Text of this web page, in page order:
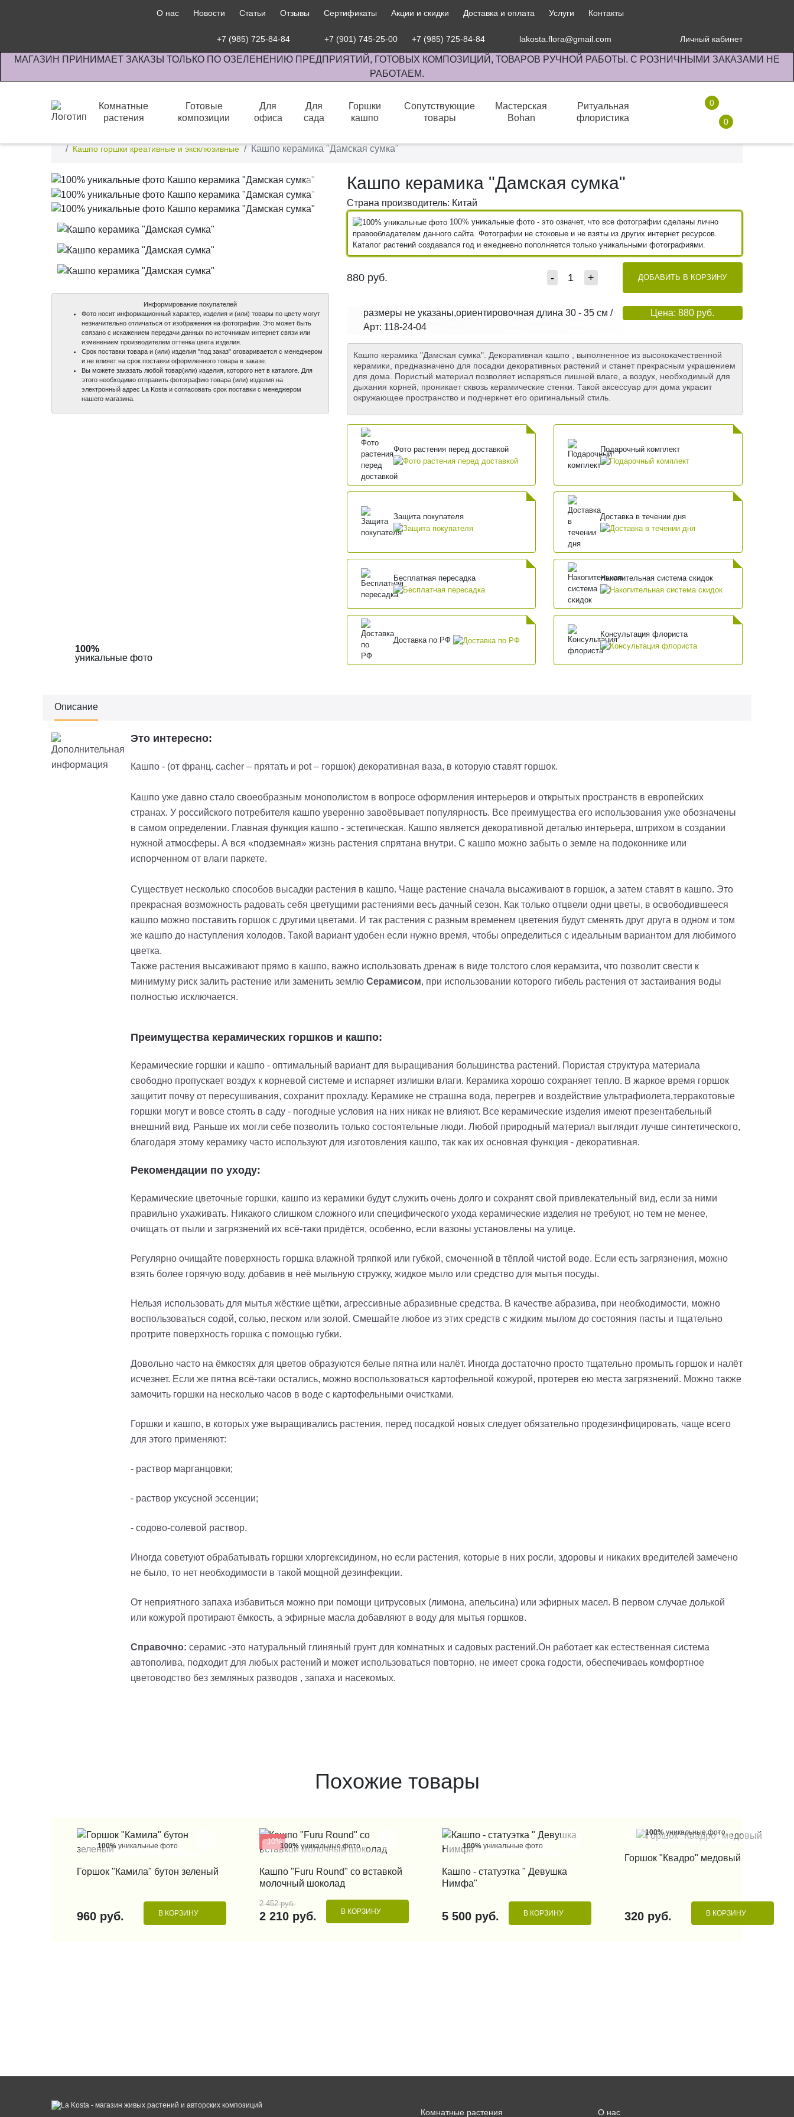
О нас Новости Статьи Отзывы Сертификаты Акции и скидки Доставка и оплата Услуги Контакты
+7 (985) 725-84-84 +7 (901) 745-25-00 +7 (985) 725-84-84 lakosta.flora@gmail.com Личный кабинет
МАГАЗИН ПРИНИМАЕТ ЗАКАЗЫ ТОЛЬКО ПО ОЗЕЛЕНЕНИЮ ПРЕДПРИЯТИЙ, ГОТОВЫХ КОМПОЗИЦИЙ, ТОВАРОВ РУЧНОЙ РАБОТЫ. С РОЗНИЧНЫМИ ЗАКАЗАМИ НЕ
РАБОТАЕМ.
Комнатные
растения
Готовые
композиции
Для
офиса
Для
сада
Горшки
кашпо
Сопутствующие
товары
Мастерская
Bohan
Ритуальная
флористика
0
0
Кашпо горшки креативные и эксклюзивные
Кашпо керамика "Дамская сумка"
100%
уникальные фото
100%
уникальные фото
100%
уникальные фото
Информирование покупателей
Фото носит информационный характер, изделия и (или) товары по цвету могут
незначительно отличаться от изображения на фотографии. Это может быть
связано с искажением передачи данных по источникам интернет связи или
изменением производителем оттенка цвета изделия.
Срок поставки товара и (или) изделия "под заказ" оговаривается с менеджером
и не влияет на срок поставки оформленного товара в заказе.
Вы можете заказать любой товар(или) изделия, которого нет в каталоге. Для
этого необходимо отправить фотографию товара (или) изделия на
электронный адрес La Kosta и согласовать срок поставки с менеджером
нашего магазина.
Кашпо керамика "Дамская сумка"
Страна производитель: Китай
100% уникальные фото - это означет, что все фотографии сделаны лично
правообладателем данного сайта. Фотографии не стоковые и не взяты из других интернет ресурсов.
Каталог растений создавался год и ежедневно пополняется только уникальными фотографиями.
880 руб. - + ДОБАВИТЬ В КОРЗИНУ
размеры не указаны,ориентировочная длина 30 - 35 см /
Арт: 118-24-04
Цена: 880 руб.
Кашпо керамика "Дамская сумка". Декоративная кашпо , выполненное из высококачественной
керамики, предназначено для посадки декоративных растений и станет прекрасным украшением
для дома. Пористый материал позволяет испаряться лишней влаге, а воздух, необходимый для
дыхания корней, проникает сквозь керамические стенки. Такой аксессуар для дома украсит
окружающее пространство и подчеркнет его оригинальный стиль.
Фото растения перед доставкой Подарочный комплект
Защита покупателя Доставка в течении дня
Бесплатная пересадка Накопительная система скидок
Доставка по РФ
Консультация флориста
Описание
Это интересно:
Кашпо - (от франц. cacher – прятать и pot – горшок) декоративная ваза, в которую ставят горшок.
Кашпо уже давно стало своеобразным монополистом в вопросе оформления интерьеров и открытых пространств в европейских
странах. У российского потребителя кашпо уверенно завоёвывает популярность. Все преимущества его использования уже обозначены
в самом определении. Главная функция кашпо - эстетическая. Кашпо является декоративной деталью интерьера, штрихом в создании
нужной атмосферы. А вся «подземная» жизнь растения спрятана внутри. С кашпо можно забыть о земле на подоконнике или
испорченном от влаги паркете.
Существует несколько способов высадки растения в кашпо. Чаще растение сначала высаживают в горшок, а затем ставят в кашпо. Это
прекрасная возможность радовать себя цветущими растениями весь дачный сезон. Как только отцвели одни цветы, в освободившееся
кашпо можно поставить горшок с другими цветами. И так растения с разным временем цветения будут сменять друг друга в одном и том
же кашпо до наступления холодов. Такой вариант удобен если нужно время, чтобы определиться с идеальным вариантом для любимого
цветка.
Также растения высаживают прямо в кашпо, важно использовать дренаж в виде толстого слоя керамзита, что позволит свести к
минимуму риск залить растение или заменить землю Серамисом, при использовании которого гибель растения от застаивания воды
полностью исключается.
Преимущества керамических горшков и кашпо:
Керамические горшки и кашпо - оптимальный вариант для выращивания большинства растений. Пористая структура материала
свободно пропускает воздух к корневой системе и испаряет излишки влаги. Керамика хорошо сохраняет тепло. В жаркое время горшок
защитит почву от пересушивания, сохранит прохладу. Керамике не страшна вода, перегрев и воздействие ультрафиолета,терракотовые
горшки могут и вовсе стоять в саду - погодные условия на них никак не влияют. Все керамические изделия имеют презентабельный
внешний вид. Раньше их могли себе позволить только состоятельные люди. Любой природный материал выглядит лучше синтетического,
благодаря этому керамику часто используют для изготовления кашпо, так как их основная функция - декоративная.
Рекомендации по уходу:
Керамические цветочные горшки, кашпо из керамики будут служить очень долго и сохранят свой привлекательный вид, если за ними
правильно ухаживать. Никакого слишком сложного или специфического ухода керамические изделия не требуют, но тем не менее,
очищать от пыли и загрязнений их всё-таки придётся, особенно, если вазоны установлены на улице.
Регулярно очищайте поверхность горшка влажной тряпкой или губкой, смоченной в тёплой чистой воде. Если есть загрязнения, можно
взять более горячую воду, добавив в неё мыльную стружку, жидкое мыло или средство для мытья посуды.
Нельзя использовать для мытья жёсткие щётки, агрессивные абразивные средства. В качестве абразива, при необходимости, можно
воспользоваться содой, солью, песком или золой. Смешайте любое из этих средств с жидким мылом до состояния пасты и тщательно
протрите поверхность горшка с помощью губки.
Довольно часто на ёмкостях для цветов образуются белые пятна или налёт. Иногда достаточно просто тщательно промыть горшок и налёт
исчезнет. Если же пятна всё-таки остались, можно воспользоваться картофельной кожурой, протерев ею места загрязнений. Можно также
замочить горшки на несколько часов в воде с картофельными очистками.
Горшки и кашпо, в которых уже выращивались растения, перед посадкой новых следует обязательно продезинфицировать, чаще всего
для этого применяют:
- раствор марганцовки;
- раствор уксусной эссенции;
- содово-солевой раствор.
Иногда советуют обрабатывать горшки хлоргексидином, но если растения, которые в них росли, здоровы и никаких вредителей замечено
не было, то нет необходимости в такой мощной дезинфекции.
От неприятного запаха избавиться можно при помощи цитрусовых (лимона, апельсина) или эфирных масел. В первом случае долькой
или кожурой протирают ёмкость, а эфирные масла добавляют в воду для мытья горшков.
Справочно: серамис -это натуральный глиняный грунт для комнатных и садовых растений.Он работает как естественная система
автополива, подходит для любых растений и может использоваться повторно, не имеет срока годости, обеспечиваеь комфортное
цветоводство без земляных разводов , запаха и насекомых.
Похожие товары
100% уникальные фото
КУПИТЬ В 1 КЛИК
Горшок "Камила" бутон зеленый
960 руб. В КОРЗИНУ
- 10%100% уникальные фото
КУПИТЬ В 1 КЛИК
Кашпо "Furu Round" со вставкой
молочный шоколад
2 452 руб.
2 210 руб. В КОРЗИНУ
100% уникальные фото
КУПИТЬ В 1 КЛИК
Кашпо - статуэтка " Девушка
Нимфа"
5 500 руб. В КОРЗИНУ
100%уникальные фото
Горшок "Квадро" медовый
320 руб. В КОРЗИНУ
Комнатные растения О нас